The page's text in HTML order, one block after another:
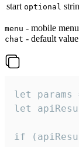
start optional
menu - mobile
chat - default
let
let
if